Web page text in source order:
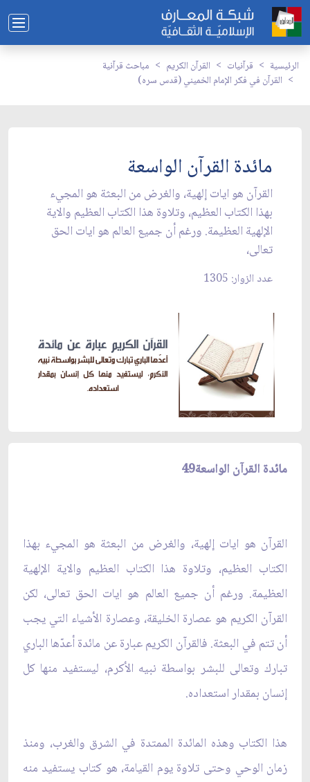
الرئيسية قرآنيات القرآن الكريم
مباحث قرآنية
القرآن في فكر الإمام الخميني (قدس سره)
مائدة القرآن الواسعة
القرآن هو ايات إلهية، والغرض من البعثة هو المجي‏ء
بهذا الكتاب العظيم، وتلاوة هذا الكتاب العظيم والاية
الإلهية العظيمة. ورغم أن جميع العالم هو ايات الحق
تعالى،
عدد الزوار: 1305
مائدة القرآن الواسعة49
القرآن هو ايات إلهية، والغرض من البعثة هو المجي‏ء بهذا
الكتاب العظيم، وتلاوة هذا الكتاب العظيم والاية الإلهية
العظيمة. ورغم أن جميع العالم هو ايات الحق تعالى، لكن
القرآن الكريم هو عصارة الخليقة، وعصارة الأشياء التي يجب
أن تتم في البعثة. فالقرآن الكريم عبارة عن مائدة أعدّها الباري
تبارك وتعالى للبشر بواسطة نبيه الأكرم، ليستفيد منها كل
إنسان بمقدار استعداده.
هذا الكتاب وهذه المائدة الممتدة في الشرق والغرب، ومنذ
زمان الوحي وحتى تلاوة يوم القيامة، هو كتاب يستفيد منه